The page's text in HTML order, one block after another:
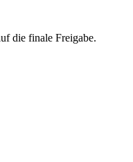
die finale Freigabe.